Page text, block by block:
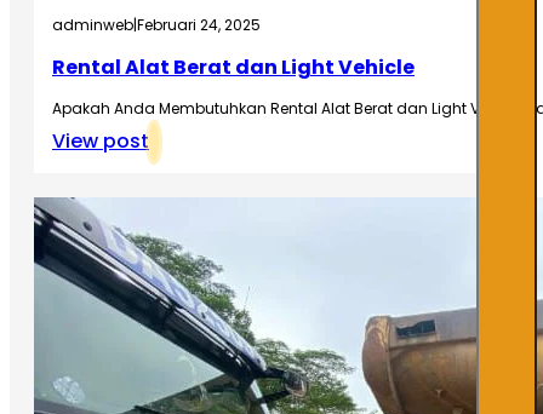
adminweb|Februari 24, 2025
Rental Alat Berat dan Light Vehicle
Apakah Anda Membutuhkan Rental Alat Berat dan Light Vehicle
View post